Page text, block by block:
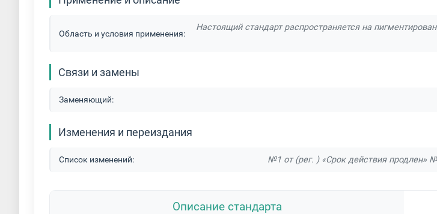
Область и условия применения:
Настоящий стандарт распространяется на
Связи и замены
Заменяющий:
Изменения и переиздания
Список изменений: №1 от (рег. ) «Срок действия продлен»
Описание стандарта